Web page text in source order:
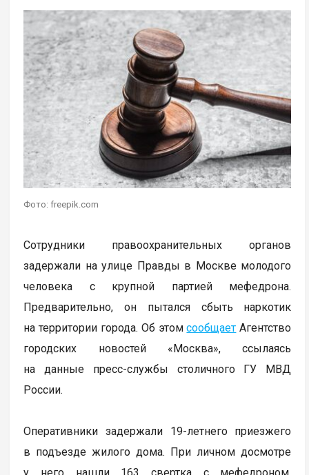
Фото: freepik.com
Сотрудники правоохранительных органов
задержали на улице Правды в Москве молодого
человека с крупной партией мефедрона.
Предварительно, он пытался сбыть наркотик
на территории города. Об этомсообщает Агентство
городских новостей «Москва», ссылаясь
на данные пресс-службы столичного ГУ МВД
России.
Оперативники задержали 19-летнего приезжего
в подъезде жилого дома. При личном досмотре